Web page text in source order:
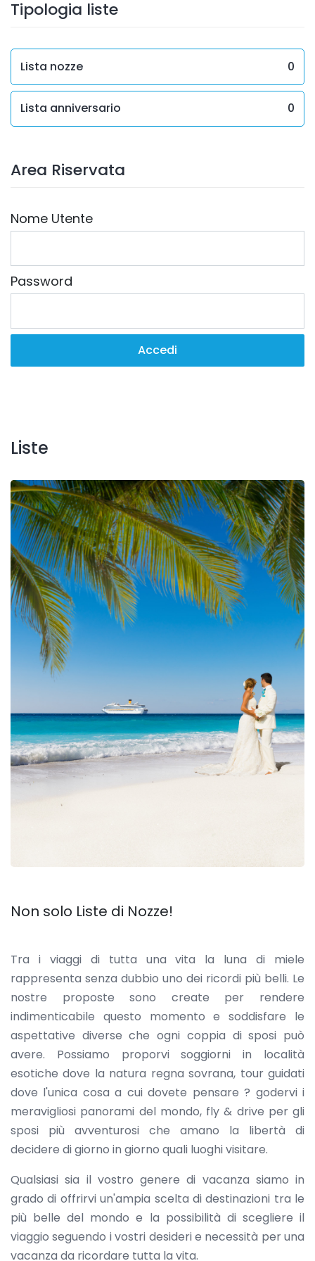
Tipologia liste
Lista nozze 0
Lista anniversario 0
Area Riservata
Nome Utente
Password
Liste
Non solo Liste di Nozze!
Tra i viaggi di tutta una vita la luna di miele
rappresenta senza dubbio uno dei ricordi più belli. Le
nostre proposte sono create per rendere
indimenticabile questo momento e soddisfare le
aspettative diverse che ogni coppia di sposi può
avere. Possiamo proporvi soggiorni in località
esotiche dove la natura regna sovrana, tour guidati
dove l'unica cosa a cui dovete pensare ? godervi i
meravigliosi panorami del mondo, fly & drive per gli
sposi più avventurosi che amano la libertà di
decidere di giorno in giorno quali luoghi visitare.
Qualsiasi sia il vostro genere di vacanza siamo in
grado di offrirvi un'ampia scelta di destinazioni tra le
più belle del mondo e la possibilità di scegliere il
viaggio seguendo i vostri desideri e necessità per una
vacanza da ricordare tutta la vita.